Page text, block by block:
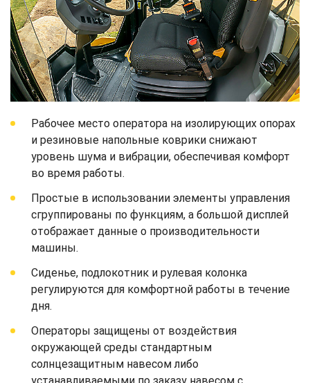
Рабочее место оператора на изолирующих опорах
и резиновые напольные коврики снижают
уровень шума и вибрации, обеспечивая комфорт
во время работы.
Простые в использовании элементы управления
сгруппированы по функциям, а большой дисплей
отображает данные о производительности
машины.
Сиденье, подлокотник и рулевая колонка
регулируются для комфортной работы в течение
дня.
Операторы защищены от воздействия
окружающей среды стандартным
солнцезащитным навесом либо